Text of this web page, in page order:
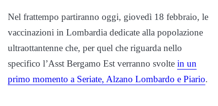
Nel frattempo partiranno oggi, giovedì 18 febbraio, le
vaccinazioni in Lombardia dedicate alla popolazione
ultraottantenne che, per quel che riguarda nello
specifico l’Asst Bergamo Est verranno svolte in un
primo momento a Seriate, Alzano Lombardo e Piario.